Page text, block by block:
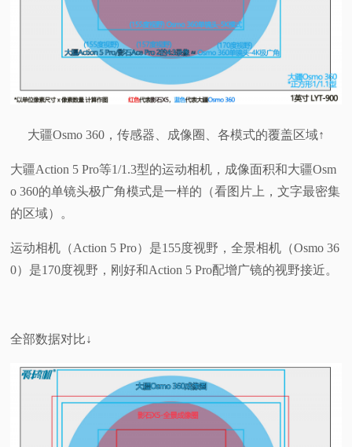
大疆Osmo 360，传感器、成像圈、各模式的覆盖区域↑
大疆Action 5 Pro等1/1.3型的运动相机，成像面积和大疆Osm
o 360的单镜头极广角模式是一样的（看图片上，文字最密集
的区域）。
运动相机（Action 5 Pro）是155度视野，全景相机（Osmo 36
0）是170度视野，刚好和Action 5 Pro配增广镜的视野接近。
全部数据对比↓